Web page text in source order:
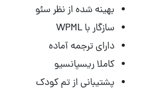
بهینه شده از نظر سئو
سازگار با WPML
دارای ترجمه آماده
کاملا ریسپانسیو
پشتیبانی از تم کودک